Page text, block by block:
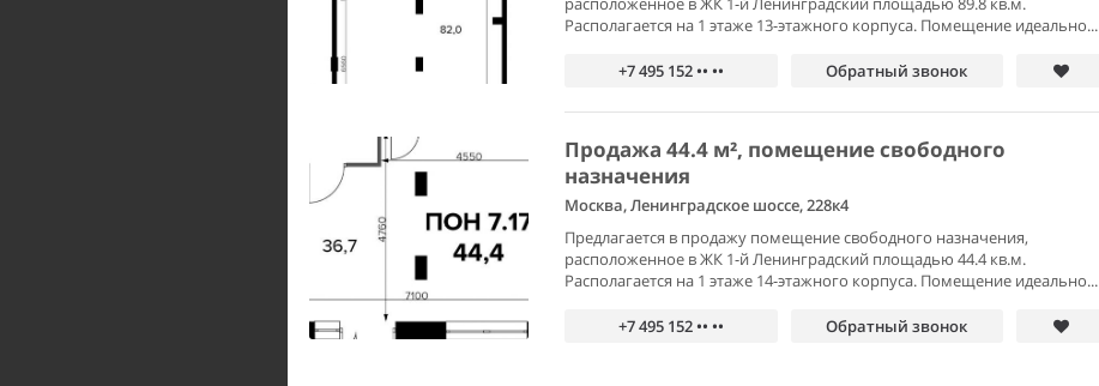
Располагается на 1 этаже 13-этажного корпуса. Помещение идеально...
+7 495 152 •• •• Обратный звонок
Продажа 44.4 м², помещение свободного
назначения
Москва, Ленинградское шоссе, 228к4
Предлагается в продажу помещение свободного назначения,
расположенное в ЖК 1-й Ленинградский площадью 44.4 кв.м.
Располагается на 1 этаже 14-этажного корпуса. Помещение идеально...
+7 495 152 •• •• Обратный звонок